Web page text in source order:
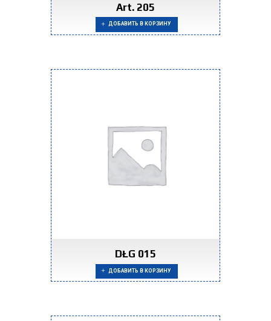
Art. 205
ДОБАВИТЬ В КОРЗИНУ
DŁG 015
ДОБАВИТЬ В КОРЗИНУ